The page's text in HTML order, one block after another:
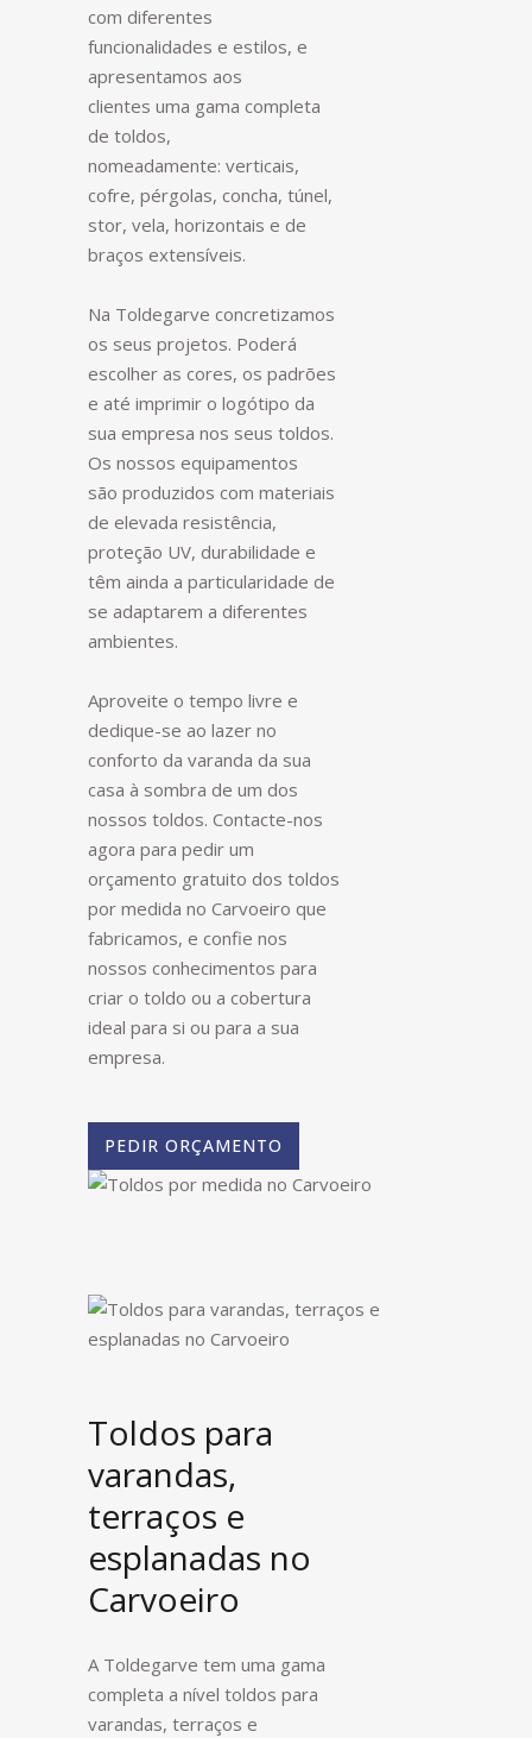
com diferentes
funcionalidades e estilos, e
apresentamos aos
clientes uma gama completa
de toldos,
nomeadamente: verticais,
cofre, pérgolas, concha, túnel,
stor, vela, horizontais e de
braços extensíveis.
Na Toldegarve concretizamos
os seus projetos. Poderá
escolher as cores, os padrões
e até imprimir o logótipo da
sua empresa nos seus toldos.
Os nossos equipamentos
são produzidos com materiais
de elevada resistência,
proteção UV, durabilidade e
têm ainda a particularidade de
se adaptarem a diferentes
ambientes.
Aproveite o tempo livre e
dedique-se ao lazer no
conforto da varanda da sua
casa à sombra de um dos
nossos toldos. Contacte-nos
agora para pedir um
orçamento gratuito dos toldos
por medida no Carvoeiro que
fabricamos, e confie nos
nossos conhecimentos para
criar o toldo ou a cobertura
ideal para si ou para a sua
empresa.
PEDIR ORÇAMENTO
Toldos para
varandas,
terraços e
esplanadas no
Carvoeiro
A Toldegarve tem uma gama
completa a nível toldos para
varandas, terraços e